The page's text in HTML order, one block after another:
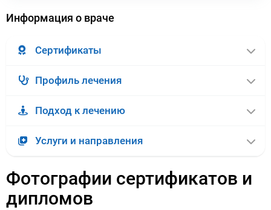
Информация о враче
Сертификаты
Профиль лечения
Подход к лечению
Услуги и направления
Фотографии сертификатов и
дипломов